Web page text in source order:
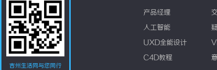
吉州生活网与您同行
产品经理
人工智能
UXD全能设计
C4D教程